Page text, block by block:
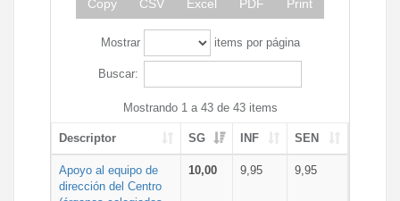
Copy CSV Excel PDF Print
Mostrar items por página
Buscar:
Mostrando 1 a 43 de 43 items
Descriptor SG INF SEN
Apoyo al equipo de
dirección del Centro
10,00 9,95 9,95